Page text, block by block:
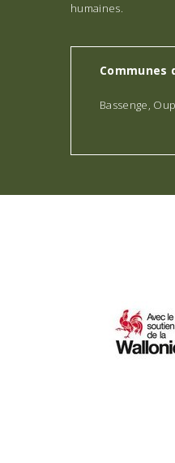
humaines.
Communes
Bassenge,